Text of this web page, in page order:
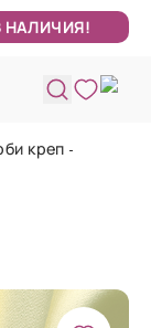
НАЛИЧИЯ!
креп